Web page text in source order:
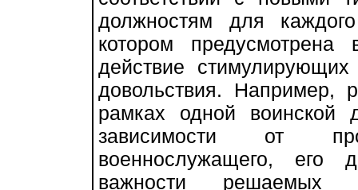
должностям для
котором предусмотрена
действие
довольствия. Например,
рамках одной воинской
зависимости от
военнослужащего, его
важности